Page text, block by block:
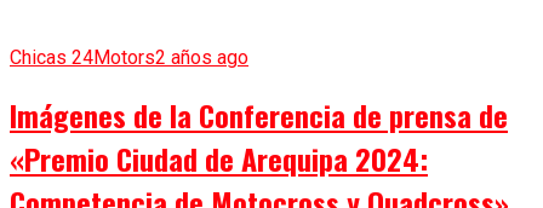
Chicas 24Motors2 años ago
Imágenes de la Conferencia de prensa de
«Premio Ciudad de Arequipa 2024: